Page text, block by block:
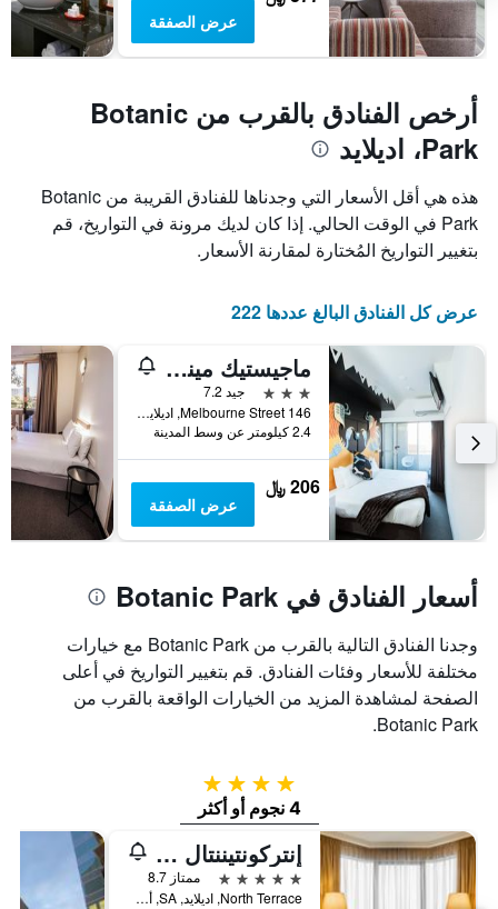
عرض الصفقة
أرخص الفنادق بالقرب من Botanic
Park، اديلايد
هذه هي أقل الأسعار التي وجدناها للفنادق القريبة من Botanic
Park في الوقت الحالي. إذا كان لديك مرونة في التواريخ، قم
بتغيير التواريخ المُختارة لمقارنة الأسعار.
عرض كل الفنادق البالغ عددها 222
ماجيستيك مينيما هوتل
3 نجوم
جيد 7.2
146 Melbourne Street, اديلايد, SA, أستراليا
2.4 كيلومتر عن وسط المدينة
206 ﷼
عرض الصفقة
أسعار الفنادق في Botanic Park
وجدنا الفنادق التالية بالقرب من Botanic Park مع خيارات
مختلفة للأسعار وفئات الفنادق. قم بتغيير التواريخ في أعلى
الصفحة لمشاهدة المزيد من الخيارات الواقعة بالقرب من
Botanic Park.
4 نجوم
4 نجوم أو أكثر
إنتركونتيننتال أدليد
5 نجوم
ممتاز 8.7
North Terrace, اديلايد, SA, أستراليا